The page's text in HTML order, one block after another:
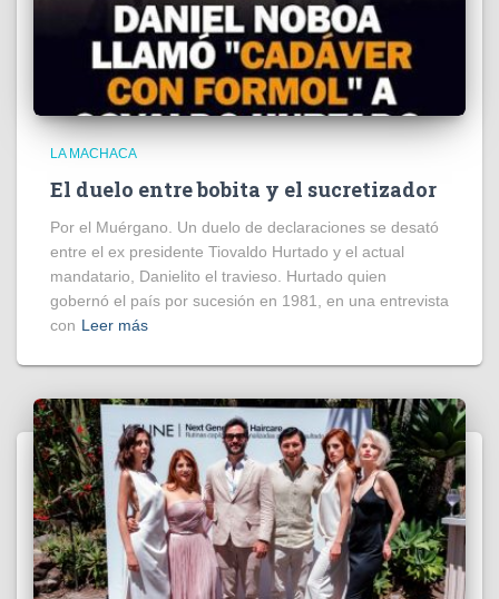
LA MACHACA
El duelo entre bobita y el sucretizador
Por el Muérgano. Un duelo de declaraciones se desató
entre el ex presidente Tiovaldo Hurtado y el actual
mandatario, Danielito el travieso. Hurtado quien
gobernó el país por sucesión en 1981, en una entrevista
con Leer más